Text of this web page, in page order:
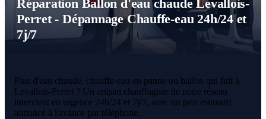
Réparation Ballon d'eau chaude Levallois-
Perret - Dépannage Chauffe-eau 24h/24 et
7j/7
Plus d'eau chaude, chauffe-eau en panne ou ballon qui fuit à
Levallois-Perret ? Un artisan chauffagiste de notre réseau
intervient en urgence 24h/24 et 7j/7, avec un prix estimatif
annoncé à l'avance par téléphone.